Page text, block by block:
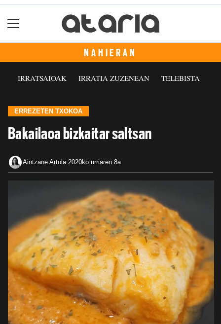
NAHIERAN
IRRATSAIOAK IRRATIA ZUZENEAN TELEBISTA
ERREZETEN TXOKOA
Bakailaoa bizkaitar saltsan
Aintzane Artola 2020ko urriaren 8a